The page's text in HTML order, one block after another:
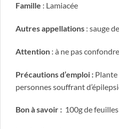
Famille : Lamiacée
Autres appellations : sauge
Attention : à ne pas
Précautions d’emploi : Plante
personnes souffrant
Bon à savoir : 100g de